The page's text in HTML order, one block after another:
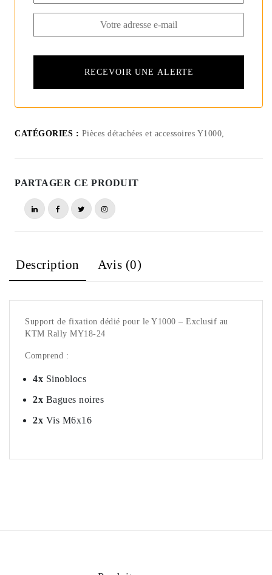
CATÉGORIES : Pièces détachées et accessoires Y1000,
PARTAGER CE PRODUIT
Description Avis (0)
Support de fixation dédié pour le Y1000 – Exclusif au
KTM Rally MY18-24
Comprend :
4x Sinoblocs
2x Bagues noires
2x Vis M6x16